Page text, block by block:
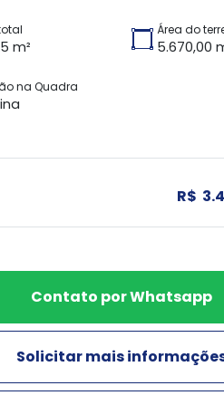
m²
Área do
5.670,00
na Quadra
R$
Contato por Whatsapp
Solicitar mais